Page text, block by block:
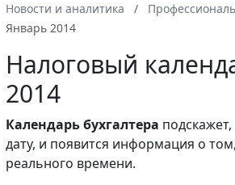
Новости и аналитика
Январь 2014
Налоговый
2014
Календарьбухгалтера
дату, и появится информация о
реального времени.